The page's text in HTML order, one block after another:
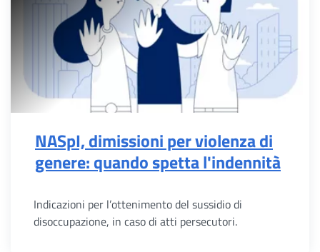
NASpI, dimissioni per violenza di
genere: quando spetta l'indennità
Indicazioni per l’ottenimento del sussidio di
disoccupazione, in caso di atti persecutori.